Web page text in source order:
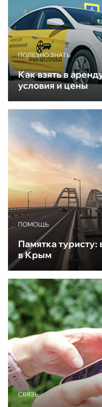
ПОЛЕЗНО ЗНАТЬ
Как взять в
условия и цены
ПОМОЩЬ
Памятка туристу:
в Крым
CВЯЗЬ